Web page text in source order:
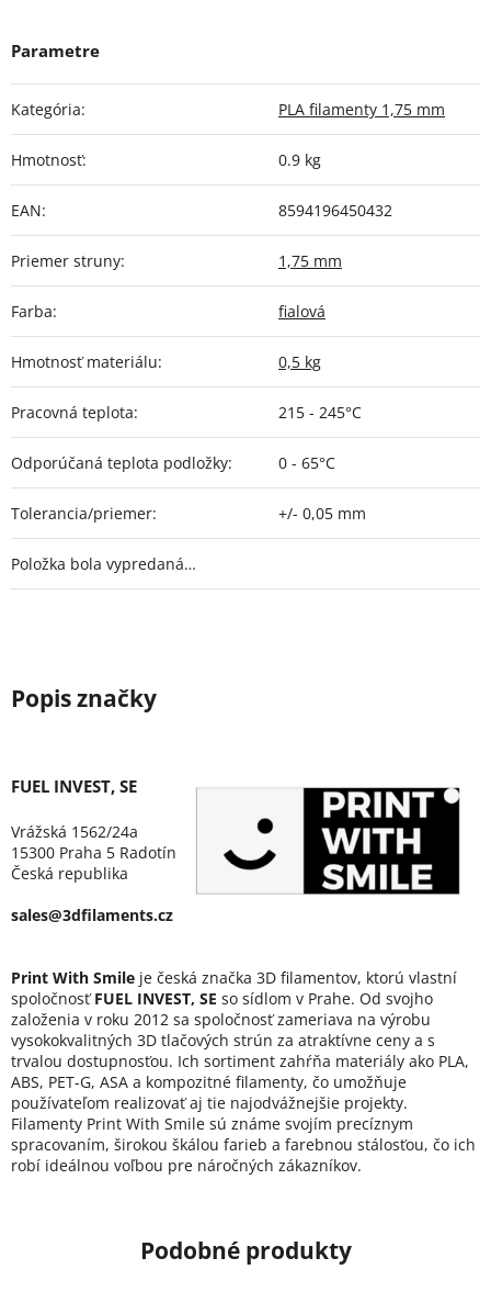
Kategória: PLA filamenty 1,75 mm
Hmotnosť: 0.9 kg
EAN: 8594196450432
Priemer struny: 1,75 mm
Farba: fialová
Hmotnosť materiálu: 0,5 kg
Pracovná teplota: 215 - 245°C
Odporúčaná teplota podložky: 0 - 65°C
Tolerancia/priemer: +/- 0,05 mm
Položka bola vypredaná…
FUEL INVEST, SE
Vrážská 1562/24a
15300 Praha 5 Radotín
Česká republika
sales@3dfilaments.cz
Print With Smile je česká značka 3D filamentov, ktorú vlastní
spoločnosťFUEL INVEST, SE so sídlom v Prahe. Od svojho
založenia v roku 2012 sa spoločnosť zameriava na výrobu
vysokokvalitných 3D tlačových strún za atraktívne ceny a s
trvalou dostupnosťou. Ich sortiment zahŕňa materiály ako PLA,
ABS, PET-G, ASA a kompozitné filamenty, čo umožňuje
používateľom realizovať aj tie najodvážnejšie projekty.
Filamenty Print With Smile sú známe svojím precíznym
spracovaním, širokou škálou farieb a farebnou stálosťou, čo ich
robí ideálnou voľbou pre náročných zákazníkov.